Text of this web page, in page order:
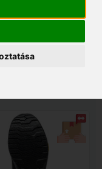
2 42 FEKETE